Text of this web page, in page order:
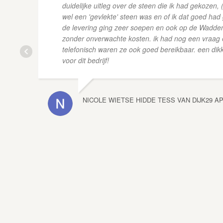
duidelijke uitleg over de steen die ik had gekozen,
wel een 'gevlekte' steen was en of ik dat goed had
de levering ging zeer soepen en ook op de
zonder onverwachte kosten. ik had nog een vraag
telefonisch waren ze ook goed bereikbaar. een
voor dit bedrijf!
NICOLE WIETSE HIDDE TESS VAN DIJK29